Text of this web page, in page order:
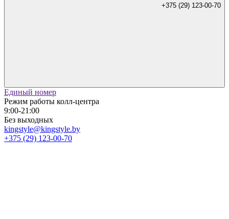
+375 (29) 123-00-70
Единый номер
Режим работы колл-центра
9:00-21:00
Без выходных
kingstyle@kingstyle.by
+375 (29) 123-00-70